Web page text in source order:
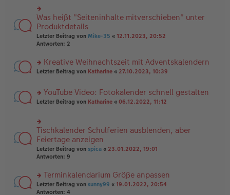
er
B
ei
tr
a
g
el
es
e
n
er
tr
a
rs
te
r
u
n
el
es
er
B
a
g
Was heißt "Seiteninhalte mitverschieben" unter
Produktdetails
Letzter Beitrag von Mike-35 « 12.11.2023, 20:52
Antworten: 2
rs
u
n
es
e
n
er
B
a
g
Kreative Weihnachtszeit mit Adventskalendern
Letzter Beitrag von Katharine « 27.10.2023, 10:39
rs
u
n
g
el
es
er
B
YouTube Video: Fotokalender schnell gestalten
Letzter Beitrag von Katharine « 06.12.2022, 11:12
rs
te
r
u
n
el
es
e
Tischkalender Schulferien ausblenden, aber
Feiertage anzeigen
Letzter Beitrag von spica « 23.01.2022, 19:01
Antworten: 9
rs
te
Terminkalendarium Größe anpassen
Letzter Beitrag von sunny99 « 19.01.2022, 20:54
Antworten: 4